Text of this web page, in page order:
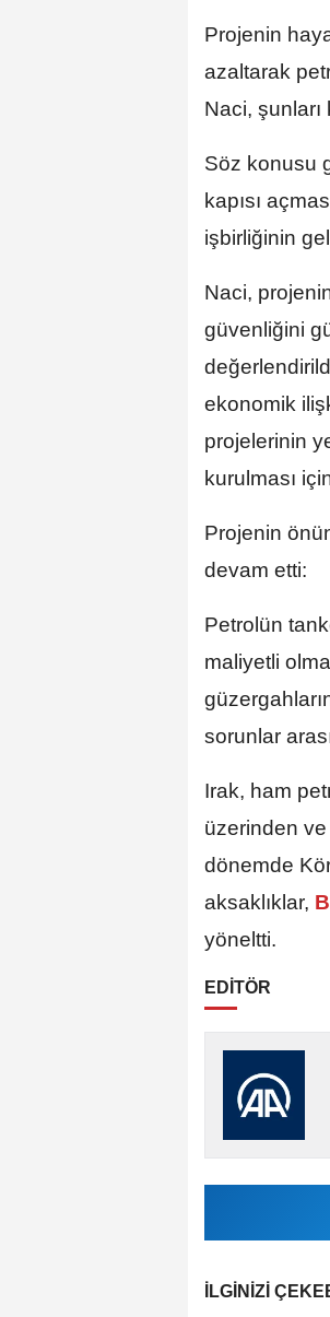
Projenin
azaltarak
Naci, şunları
Söz konusu
kapısı
işbirliğinin
Naci,
güvenliğini
ekonomik
projelerinin
kurulması
Projenin
devam etti:
Petrolün
maliyetli
sorunlar
Irak, ham
üzerinden ve
dönemde
aksaklıklar,
yöneltti.
EDİTÖR
İLGINIZI